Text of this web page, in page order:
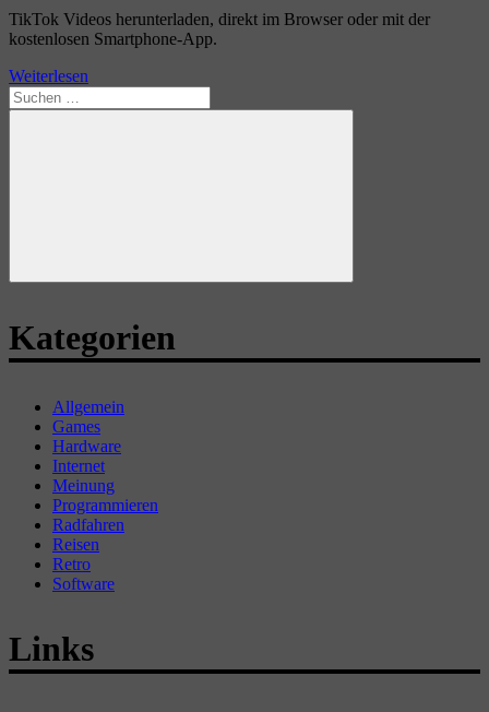
TikTok Videos herunterladen, direkt im Browser oder mit der
kostenlosen Smartphone-App.
Weiterlesen
Suchen
nach:
Suchen
Kategorien
Allgemein
Games
Hardware
Internet
Meinung
Programmieren
Radfahren
Reisen
Retro
Software
Links